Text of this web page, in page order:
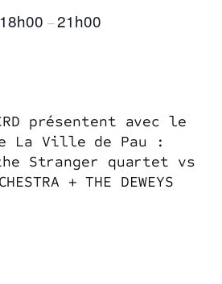
18h00 –21h00
présentent avec le
La Ville de Pau :
the Stranger quartet vs
+ THE DEWEYS